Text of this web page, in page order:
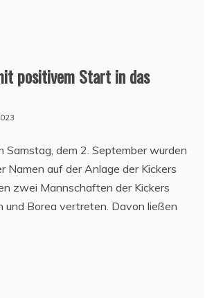
positivem Start in das
Samstag, dem 2. September wurden
Namen auf der Anlage der Kickers
zwei Mannschaften der Kickers
und Borea vertreten. Davon ließen